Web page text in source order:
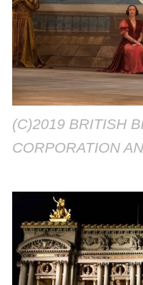
(C)2019 BRITISH
CORPORATION